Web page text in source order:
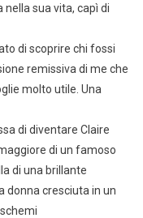
nella sua vita, capì di
di scoprire chi fossi
remissiva di me che
molto utile. Una
di diventare Claire
di un famoso
di una brillante
donna cresciuta in un